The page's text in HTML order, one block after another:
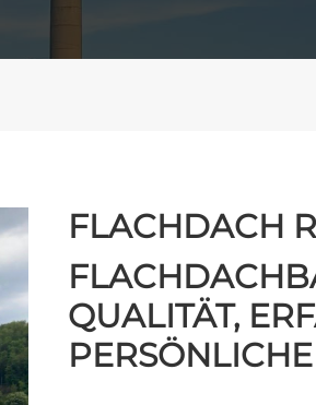
FLACHDACH
QUALITÄT,